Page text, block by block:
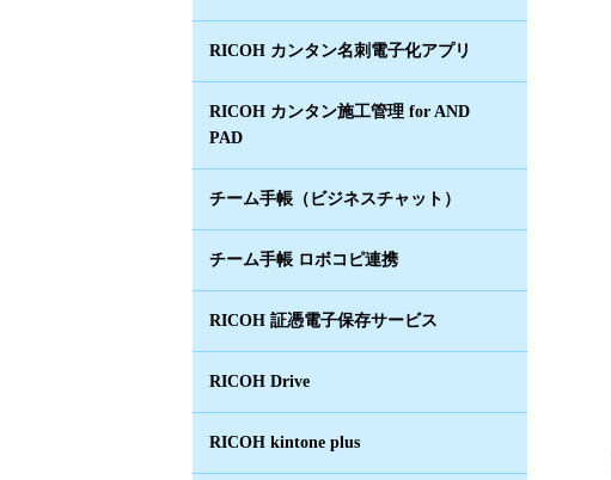
RICOH カンタン名刺電子化アプリ
RICOH カンタン施工管理 for AND
PAD
チーム手帳（ビジネスチャット）
チーム手帳 ロボコピ連携
RICOH 証憑電子保存サービス
RICOH Drive
RICOH kintone plus